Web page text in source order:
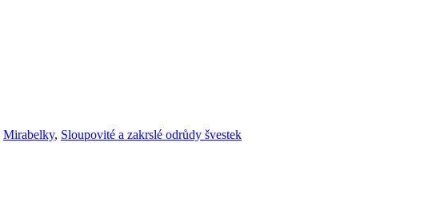
Mirabelky, Sloupovité a zakrslé odrůdy švestek